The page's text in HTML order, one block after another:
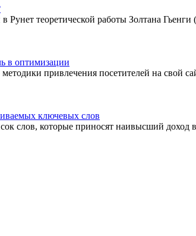
Рунет теоретической работы Золтана
в оптимизации
привлечения посетителей на свой
ключевых слов
слов, которые приносят наивысший доход в